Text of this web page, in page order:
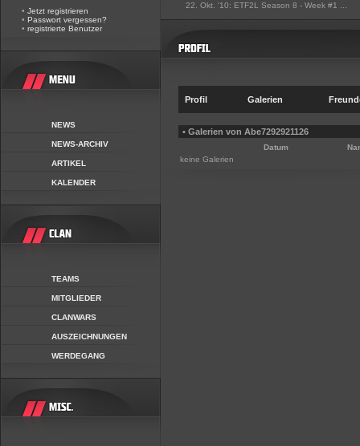
• Jetzt registrieren
• Passwort vergessen?
• registrierte Benutzer
NEWS
NEWS-ARCHIV
ARTIKEL
KALENDER
TEAMS
MITGLIEDER
CLANWARS
AUSZEICHNUNGEN
WERDEGANG
22. Okt. '10: ETF2L Season 8 - Week #1 ...
Profil Galerien
• Galerien von Abe7292921126
Datum
keine Galerien